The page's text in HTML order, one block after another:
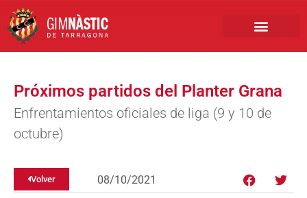
Próximos partidos del Planter Grana
Enfrentamientos oficiales de liga (9 y 10 de
octubre)
Volver 08/10/2021